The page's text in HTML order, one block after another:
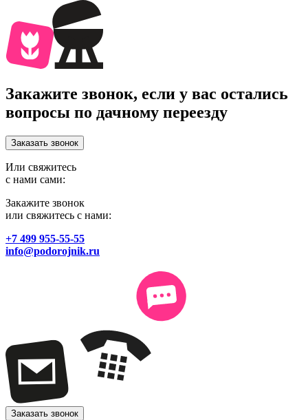
Закажите звонок, если у вас остались
вопросы по дачному переезду
Заказать звонок
Или свяжитесь
с нами сами:
Закажите звонок
или свяжитесь с нами:
+7 499 955-55-55
info@podorojnik.ru
Заказать звонок